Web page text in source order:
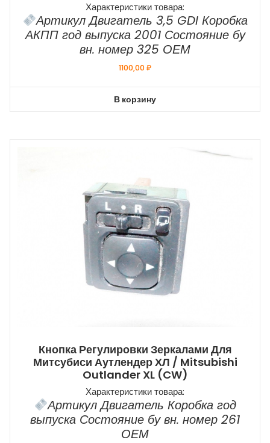
Характеристики товара:
Артикул Двигатель 3,5 GDI Коробка
АКПП год выпуска 2001 Состояние бу
вн. номер 325 ОЕМ
1100,00₽
В корзину
Кнопка Регулировки Зеркалами Для
Митсубиси Аутлендер ХЛ / Mitsubishi
Outlander XL (CW)
Характеристики товара:
Артикул Двигатель Коробка год
выпуска Состояние бу вн. номер 261
ОЕМ